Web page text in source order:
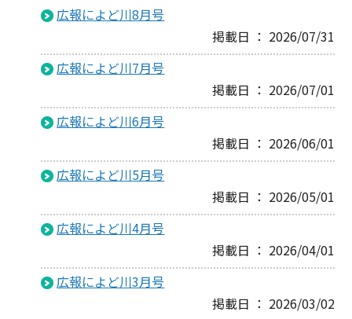
広報によど川8月号
掲載日 ： 2026/07/31
広報によど川7月号
掲載日 ： 2026/07/01
広報によど川6月号
掲載日 ： 2026/06/01
広報によど川5月号
掲載日 ： 2026/05/01
広報によど川4月号
掲載日 ： 2026/04/01
広報によど川3月号
掲載日 ： 2026/03/02